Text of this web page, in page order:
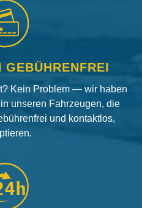
GEBÜHRENFREI
Kein Problem — wir haben
unseren Fahrzeugen, die
und kontaktlos,